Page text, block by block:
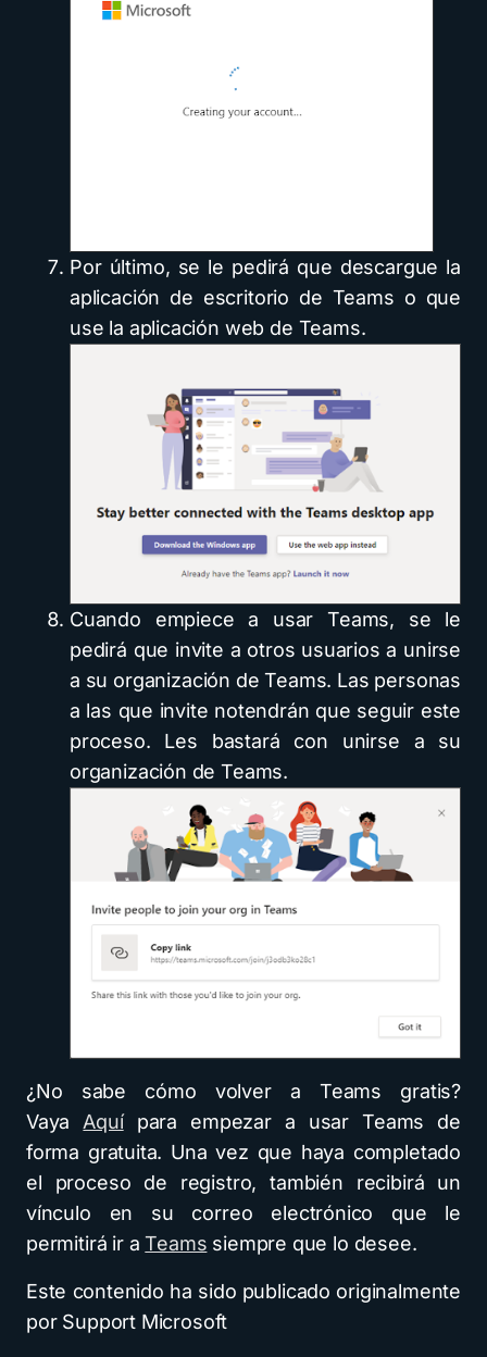
Por último, se le pedirá que descargue la
aplicación de escritorio de Teams o que
use la aplicación web de Teams.
Cuando empiece a usar Teams, se le
pedirá que invite a otros usuarios a unirse
a su organización de Teams. Las personas
a las que invite notendrán que seguir este
proceso. Les bastará con unirse a su
organización de Teams.
¿No sabe cómo volver a Teams gratis?
VayaAquípara empezar a usar Teams de
forma gratuita. Una vez que haya completado
el proceso de registro, también recibirá un
vínculo en su correo electrónico que le
permitirá ir aTeams siempre que lo desee.
Este contenido ha sido publicado originalmente
por Support Microsoft